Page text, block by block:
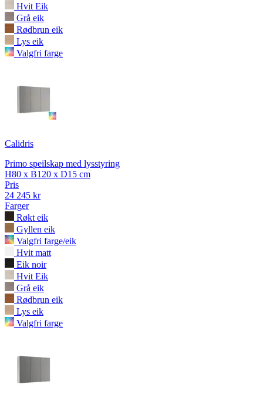
Hvit Eik
Grå eik
Rødbrun eik
Lys eik
Valgfri farge
Calidris
Primo speilskap med lysstyring
H80 x B120 x D15 cm
Pris
24 245 kr
Farger
Røkt eik
Gyllen eik
Valgfri farge/eik
Hvit matt
Eik noir
Hvit Eik
Grå eik
Rødbrun eik
Lys eik
Valgfri farge